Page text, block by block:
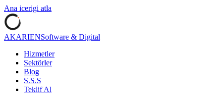
Ana icerigi atla
AKARIENSoftware & Digital
Hizmetler
Sektörler
Blog
S.S.S
Teklif Al